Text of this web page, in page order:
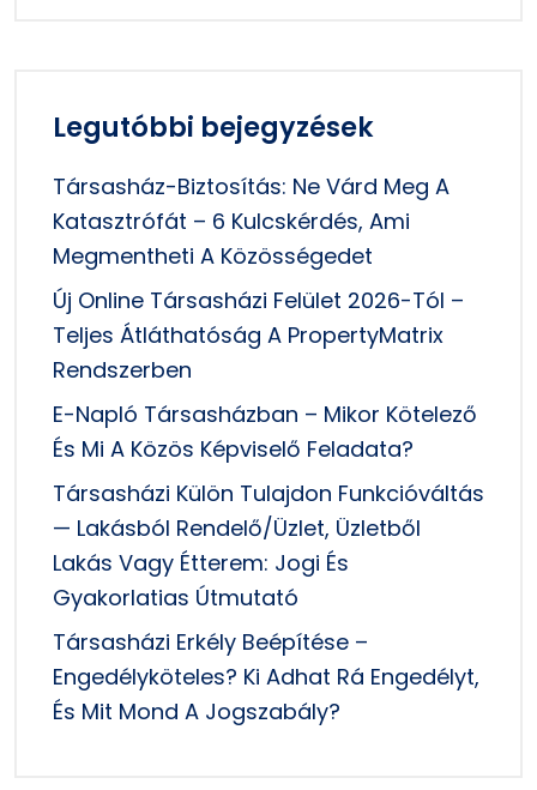
Legutóbbi bejegyzések
Társasház-Biztosítás: Ne Várd Meg A
Katasztrófát – 6 Kulcskérdés, Ami
Megmentheti A Közösségedet
Új Online Társasházi Felület 2026-Tól –
Teljes Átláthatóság A PropertyMatrix
Rendszerben
E-Napló Társasházban – Mikor Kötelező
És Mi A Közös Képviselő Feladata?
Társasházi Külön Tulajdon Funkcióváltás
— Lakásból Rendelő/üzlet, Üzletből
Lakás Vagy Étterem: Jogi És
Gyakorlatias Útmutató
Társasházi Erkély Beépítése –
Engedélyköteles? Ki Adhat Rá Engedélyt,
És Mit Mond A Jogszabály?